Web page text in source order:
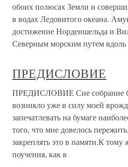
обоих полюсах Земли и
в водах Ледовитого океана.
достижение Норденшельда и
Северным морским путем вдоль
ПРЕДИСЛОВИЕ
ПРЕДИСЛОВИЕ Сие собрание
возникло уже в силу моей
запечатлевать на бумаге
того, что мне довелось
закреплять это в памяти.К тому
поучения, как в